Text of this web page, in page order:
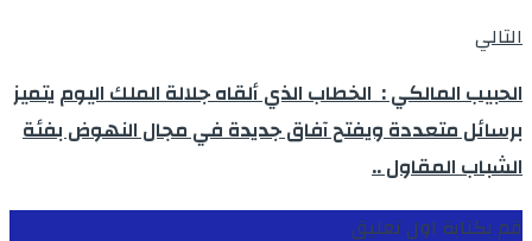
التالي
الحبيب المالكي : الخطاب الذي ألقاه جلالة الملك اليوم يتميز
برسائل متعددة ويفتح آفاق جديدة في مجال النهوض بفئة
الشباب المقاول ..
قم بكتابة اول تعليق